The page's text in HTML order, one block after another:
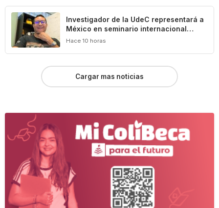
Investigador de la UdeC representará a
México en seminario internacional
sobre agua, medio ambiente y geotecnia
Hace 10 horas
Cargar mas noticias